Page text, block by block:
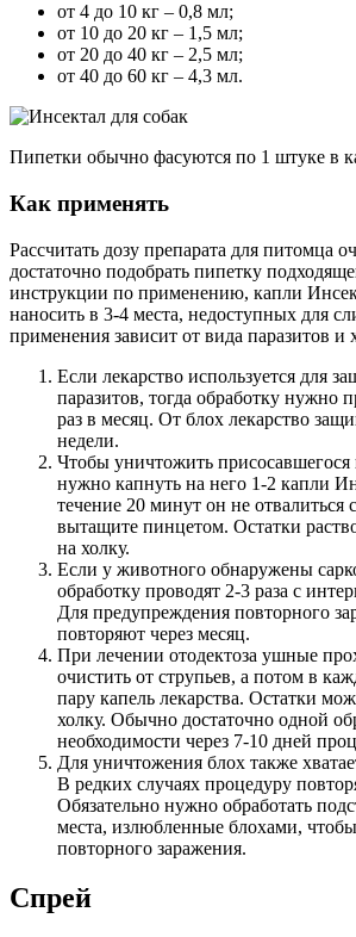
от 4 до 10 кг – 0,8 мл;
от 10 до 20 кг – 1,5 мл;
от 20 до 40 кг – 2,5 мл;
от 40 до 60 кг – 4,3 мл.
Пипетки обычно фасуются по 1 штуке в
Как применять
Рассчитать дозу препарата для питомца
достаточно подобрать пипетку
инструкции по применению, капли
наносить в 3-4 места, недоступных для
применения зависит от вида паразитов и
Если лекарство используется для
паразитов, тогда обработку нужно
раз в месяц. От блох лекарство
недели.
Чтобы уничтожить присосавшегося
нужно капнуть на него 1-2 капли
течение 20 минут он не отвалиться
вытащите пинцетом. Остатки
на холку.
Если у животного обнаружены
обработку проводят 2-3 раза с
Для предупреждения повторного
повторяют через месяц.
При лечении отодектоза ушные
очистить от струпьев, а потом в
пару капель лекарства. Остатки
холку. Обычно достаточно одной
необходимости через 7-10 дней
Для уничтожения блох также
В редких случаях процедуру
Обязательно нужно обработать
места, излюбленные блохами,
повторного заражения.
Спрей